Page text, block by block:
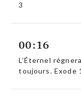
3
00:16
L’Éternel
toujours. Exode